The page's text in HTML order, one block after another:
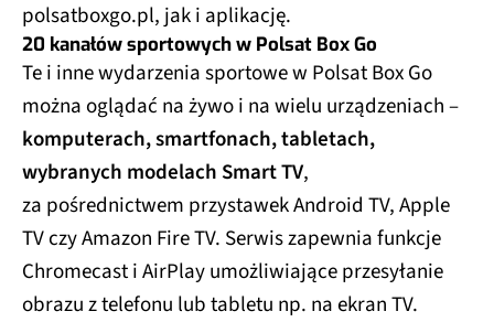
polsatboxgo.pl, jak i aplikację.
20 kanałów sportowych w Polsat Box Go
Te i inne wydarzenia sportowe w Polsat Box Go
można oglądać na żywo i na wielu urządzeniach –
komputerach, smartfonach, tabletach,
wybranych modelach Smart TV,
za pośrednictwem przystawek Android TV, Apple
TV czy Amazon Fire TV. Serwis zapewnia funkcje
Chromecast i AirPlay umożliwiające przesyłanie
obrazu z telefonu lub tabletu np. na ekran TV.